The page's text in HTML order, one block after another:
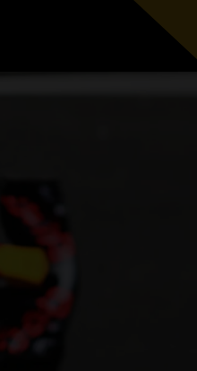
PRIX RADIO TEAM